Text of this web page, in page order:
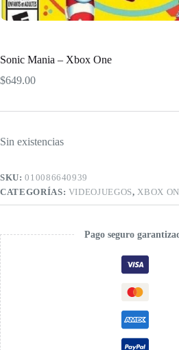
Sonic Mania – Xbox One
$649.00
Sin existencias
SKU:010086640939
CATEGORÍAS: VIDEOJUEGOS, XBOX
Pago seguro